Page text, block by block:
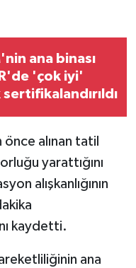
ana binası
'çok iyi'
alınan tatil
yarattığını
alışkanlığının
kaydetti.
ana